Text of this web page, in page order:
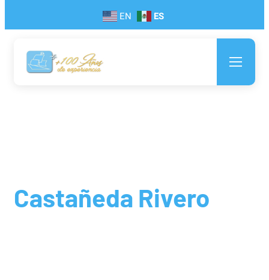
EN ES
Castañeda Rivero